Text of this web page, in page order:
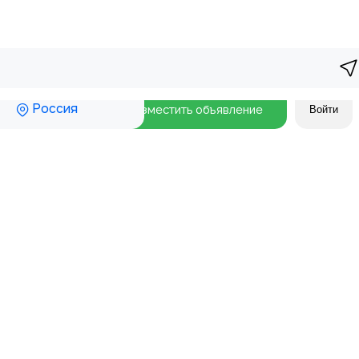
Россия Разместить объявление Войти